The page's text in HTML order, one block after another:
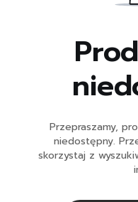
Przepraszamy,
niedostępny.
skorzystaj z